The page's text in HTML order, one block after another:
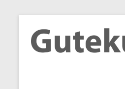
contenido
Gutekunst
Formfedern
Informationen
und
Wissenswertes